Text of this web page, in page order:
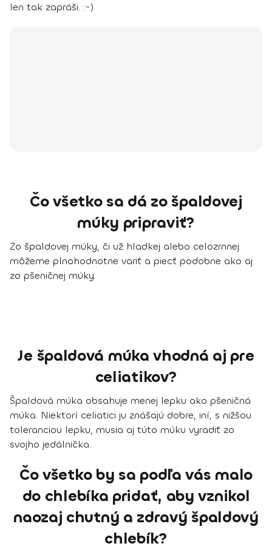
len tak zapráši. :-)
Čo všetko sa dá zo špaldovej
múky pripraviť?
Zo špaldovej múky, či už hladkej alebo celozrnnej
môžeme plnohodnotne variť a piecť podobne ako aj
zo pšeničnej múky.
Je špaldová múka vhodná aj pre
celiatikov?
Špaldová múka obsahuje menej lepku ako pšeničná
múka. Niektorí celiatici ju znášajú dobre, iní, s nižšou
toleranciou lepku, musia aj túto múku vyradiť zo
svojho jedálnička.
Čo všetko by sa podľa vás malo
do chlebíka pridať, aby vznikol
naozaj chutný a zdravý špaldový
chlebík?